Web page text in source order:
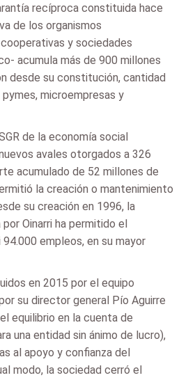
recíproca constituida hace
de los organismos
y sociedades
acumula más de 900 millones
desde su constitución, cantidad
microempresas y
de la economía social
avales otorgados a 326
acumulado de 52 millones de
la creación o mantenimiento
su creación en 1996, la
Oinarri ha permitido el
empleos, en su mayor
en 2015 por el equipo
su director general Pío Aguirre
equilibrio en la cuenta de
una entidad sin ánimo de lucro),
al apoyo y confianza del
modo, la sociedad cerró el